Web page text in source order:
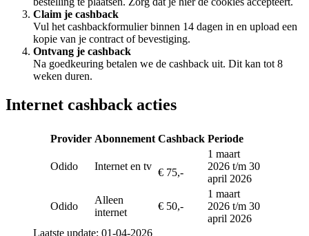
Claim je cashback
Vul het cashbackformulier binnen 14 dagen in en upload een
kopie van je contract of bevestiging.
Ontvang je cashback
Na goedkeuring betalen we de cashback uit. Dit kan tot 8
weken duren.
Internet cashback acties
Provider Abonnement Cashback Periode
Odido Internet en tv
€ 75,-
1 maart
2026 t/m 30
april 2026
Odido
Alleen
internet
€ 50,-
1 maart
2026 t/m 30
april 2026
Laatste update: 01-04-2026